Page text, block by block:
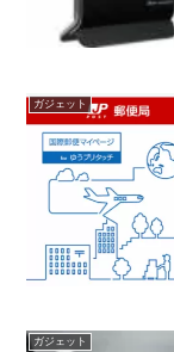
ガジェット
ガジェット